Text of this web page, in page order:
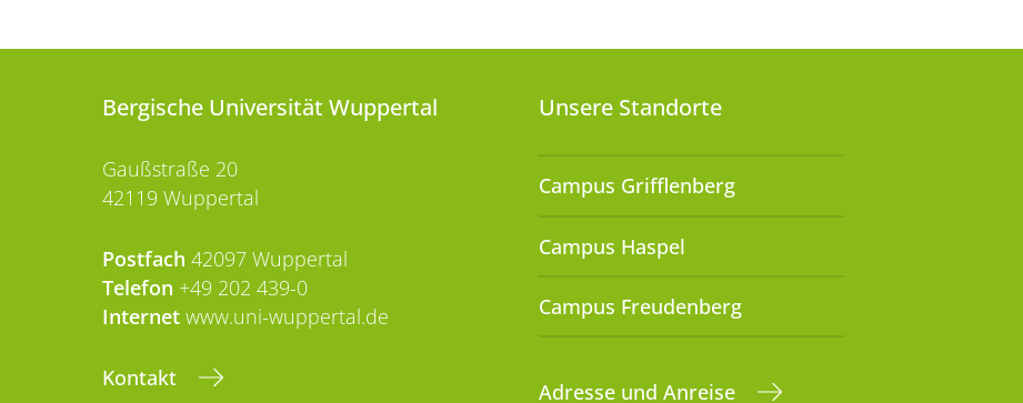
Bergische Universität Wuppertal
Gaußstraße 20
42119 Wuppertal
Postfach 42097 Wuppertal
Telefon +49 202 439-0
Internet www.uni-wuppertal.de
Kontakt
Unsere Standorte
Campus Grifflenberg
Campus Haspel
Campus Freudenberg
Adresse und Anreise